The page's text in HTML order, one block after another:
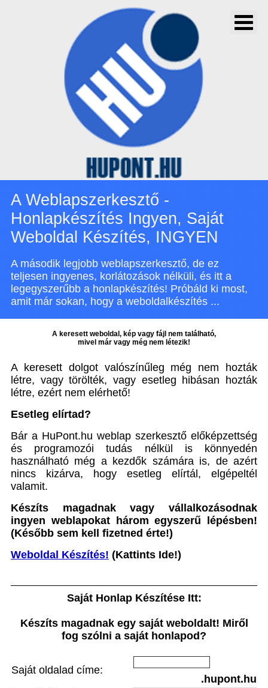
A Weblapszerkesztő -
Honlapkészítés Ingyen, Saját
Weboldal Készítés, INGYEN
A második legjobb weblapszerkesztő, de ez
teljesen ingyenes, korlátozások nélküli, és itt a
legegyszerűbb a honlapkészítés! Próbáld ki most,
amit már sokan, hogy a weboldalkészítés ...
A keresett weboldal, kép vagy fájl nem található,
mivel már vagy még nem létezik!
A keresett dolgot valószínűleg még nem hozták
létre, vagy törölték, vagy esetleg hibásan hozták
létre, ezért nem elérhető!
Esetleg elírtad?
Bár a HuPont.hu weblap szerkesztő előképzettség
és programozói tudás nélkül is könnyedén
használható még a kezdők számára is, de azért
nincs kizárva, hogy esetleg elírtál, elgépeltél
valamit.
Készíts magadnak vagy vállalkozásodnak
ingyen weblapokat három egyszerű lépésben!
(Később sem kell fizetned érte!)
Weboldal Készítés! (Kattints Ide!)
Saját Honlap Készítése Itt:
Készíts magadnak egy saját weboldalt! Miről
fog szólni a saját honlapod?
Saját oldalad címe:
.hupont.hu